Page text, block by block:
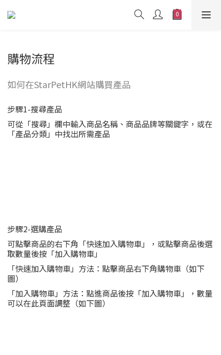
購物流程
如何在StarPetHK網站購買產品
步驟1-搜尋產品
可從「搜尋」欄中輸入商品名稱、商品品牌等關鍵字，或在
「產品分類」中找出所需產品
步驟2-選購產品
可點擊商品的右下角「快速加入購物車」，或點擊商品後選
取數量後按「加入購物車」
「快速加入購物車」方法：點擊商品右下角購物車（如下
圖）
「加入購物車」方法：點進商品後按「加入購物車」，數量
可以在此頁面調整（如下圖）